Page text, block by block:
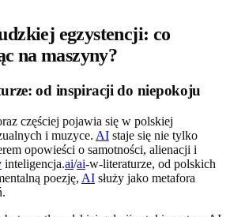
egzystencji: co
na maszyny?
od inspiracji do niepokoju
częściej pojawia się w polskiej
i muzyce. AI staje się nie tylko
opowieści o samotności, alienacji i
inteligencja.ai/ai-w-literaturze, od polskich
poezję, AI służy jako metafora